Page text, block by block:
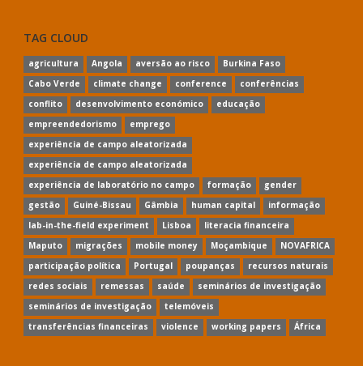
TAG CLOUD
agricultura Angola aversão ao risco
Burkina Faso
Cabo Verde
climate change conference
conferências
conflito
desenvolvimento económico
educação
empreendedorismo
emprego
experiência de campo aleatorizada
experiência de campo aleatorizada
experiência de laboratório no campo
formação
gender
gestão
Guiné-Bissau Gâmbia human capital
informação
lab-in-the-field experiment
Lisboa
literacia financeira
Maputo
migrações mobile money Moçambique
NOVAFRICA
participação política
Portugal poupanças
recursos naturais
redes sociais
remessas saúde
seminários de investigação
seminários de investigação
telemóveis
transferências financeiras
violence working papers África